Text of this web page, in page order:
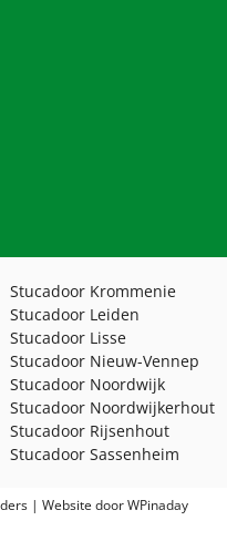
Stucadoor Krommenie
Stucadoor Leiden
Stucadoor Lisse
Stucadoor Nieuw-Vennep
Stucadoor Noordwijk
Stucadoor Noordwijkerhout
Stucadoor Rijsenhout
Stucadoor Sassenheim
| Website doorWPinaday